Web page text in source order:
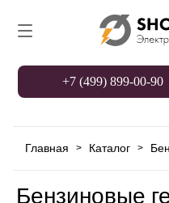
+7 (499) 899-00-90
Главная > Каталог >
Бензиновые